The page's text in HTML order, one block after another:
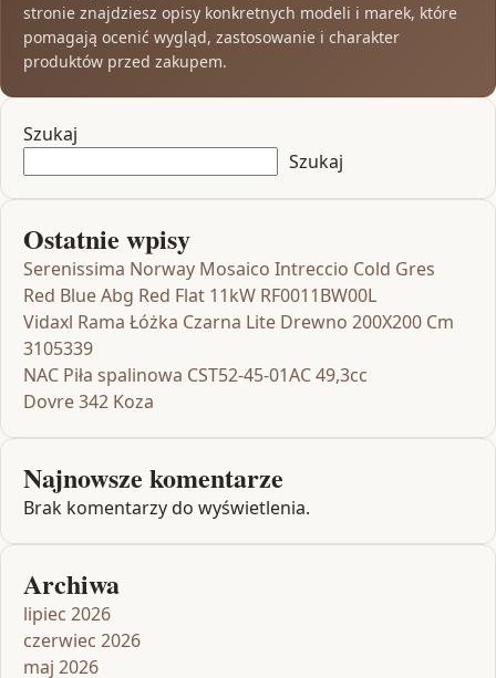
stronie znajdziesz opisy konkretnych modeli i marek, które
pomagają ocenić wygląd, zastosowanie i charakter
produktów przed zakupem.
Szukaj
Szukaj
Ostatnie wpisy
Serenissima Norway Mosaico Intreccio Cold Gres
Red Blue Abg Red Flat 11kW RF0011BW00L
Vidaxl Rama Łóżka Czarna Lite Drewno 200X200 Cm
3105339
NAC Piła spalinowa CST52-45-01AC 49,3cc
Dovre 342 Koza
Najnowsze komentarze
Brak komentarzy do wyświetlenia.
Archiwa
lipiec 2026
czerwiec 2026
maj 2026